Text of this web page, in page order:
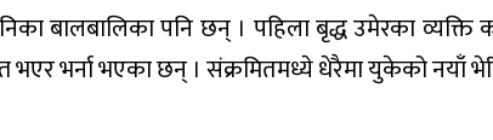
बालबालिका पनि छन् । पहिला बृद्ध उमेरका
भएर भर्ना भएका छन् । संक्रमितमध्ये धेरैमा युकेको नयाँ